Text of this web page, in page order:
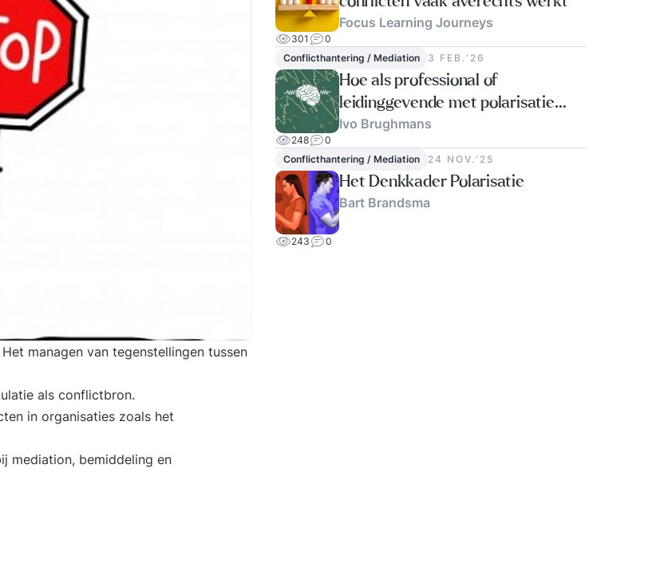
managen van tegenstellingen tussen
als conflictbron.
in organisaties zoals het
mediation, bemiddeling en
Focus Learning Journeys
301
0
Conflicthantering / Mediation
3 FEB.‘26
Hoe als professional of
leidinggevende met polarisatie
omgaan?
Ivo Brughmans
248
0
Conflicthantering / Mediation
24 NOV.‘25
Het Denkkader Polarisatie
Bart Brandsma
243 0